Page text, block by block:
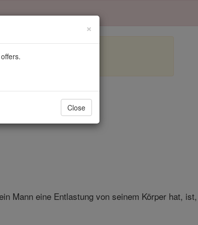
15
Mann eine Entlastung von seinem Körper hat,
×
Close